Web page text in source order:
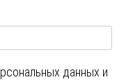
данных и